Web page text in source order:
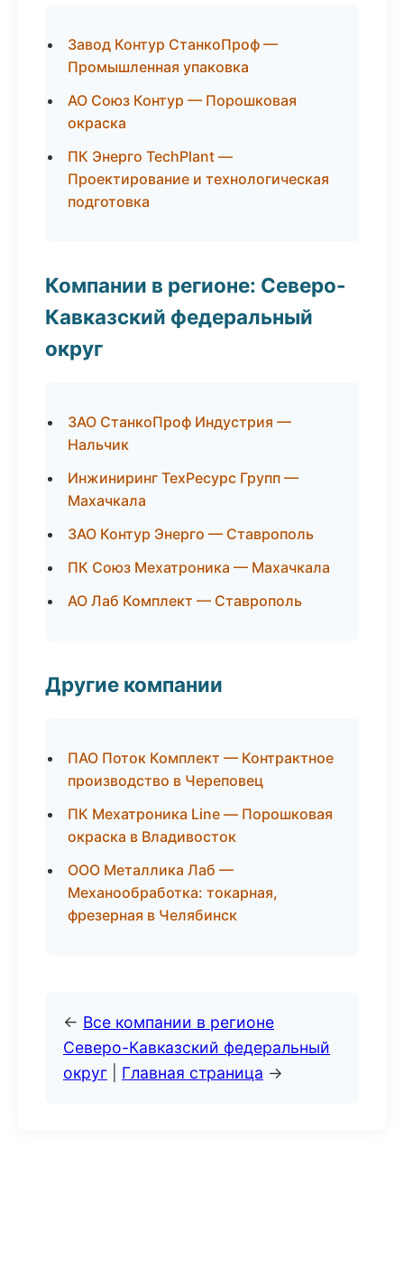
Завод Контур СтанкоПроф —
Промышленная упаковка
АО Союз Контур — Порошковая
окраска
ПК Энерго TechPlant —
Проектирование и технологическая
подготовка
Компании в регионе: Северо-
Кавказский федеральный
округ
ЗАО СтанкоПроф Индустрия —
Нальчик
Инжиниринг ТехРесурс Групп —
Махачкала
ЗАО Контур Энерго — Ставрополь
ПК Союз Мехатроника — Махачкала
АО Лаб Комплект — Ставрополь
Другие компании
ПАО Поток Комплект — Контрактное
производство в Череповец
ПК Мехатроника Line — Порошковая
окраска в Владивосток
ООО Металлика Лаб —
Механообработка: токарная,
фрезерная в Челябинск
← Все компании в регионе
Северо-Кавказский федеральный
округ
Главная страница →